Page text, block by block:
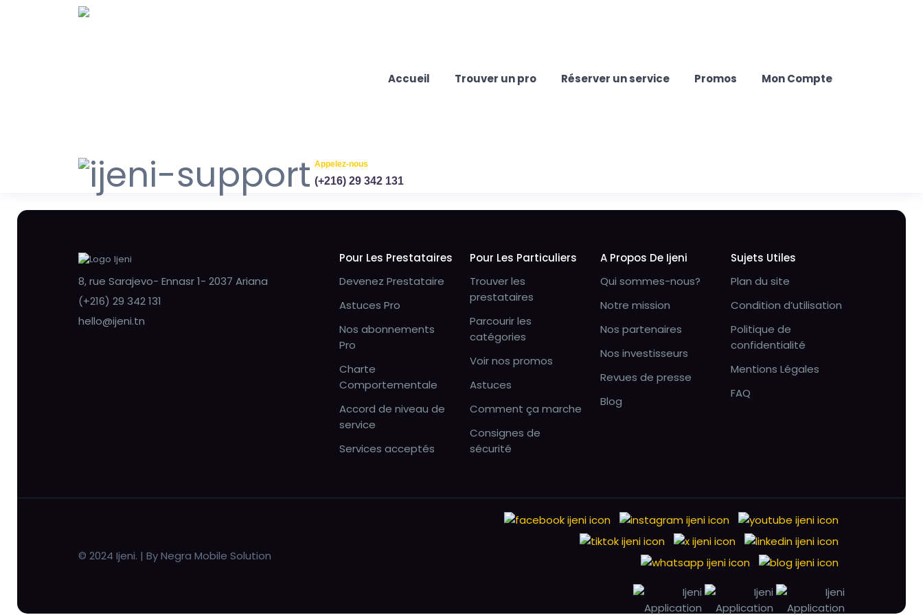
Accueil Trouver un pro Réserver un service Promos Mon Compte
Appelez-nous
(+216) 29 342 131
8, rue Sarajevo- Ennasr 1- 2037 Ariana
(+216) 29 342 131
hello@ijeni.tn
Pour Les Prestataires
Devenez Prestataire
Astuces Pro
Nos abonnements
Pro
Charte
Comportementale
Accord de niveau de
service
Services acceptés
Pour Les Particuliers
Trouver les
prestataires
Parcourir les
catégories
Voir nos promos
Astuces
Comment ça marche
Consignes de
sécurité
A Propos De Ijeni
Qui sommes-nous?
Notre mission
Nos partenaires
Nos investisseurs
Revues de presse
Blog
Sujets Utiles
Plan du site
Condition d’utilisation
Politique de
confidentialité
Mentions Légales
FAQ
© 2024 Ijeni. | By Negra Mobile Solution